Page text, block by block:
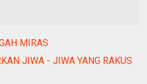
MIRAS
JIWA - JIWA YANG RAKUS